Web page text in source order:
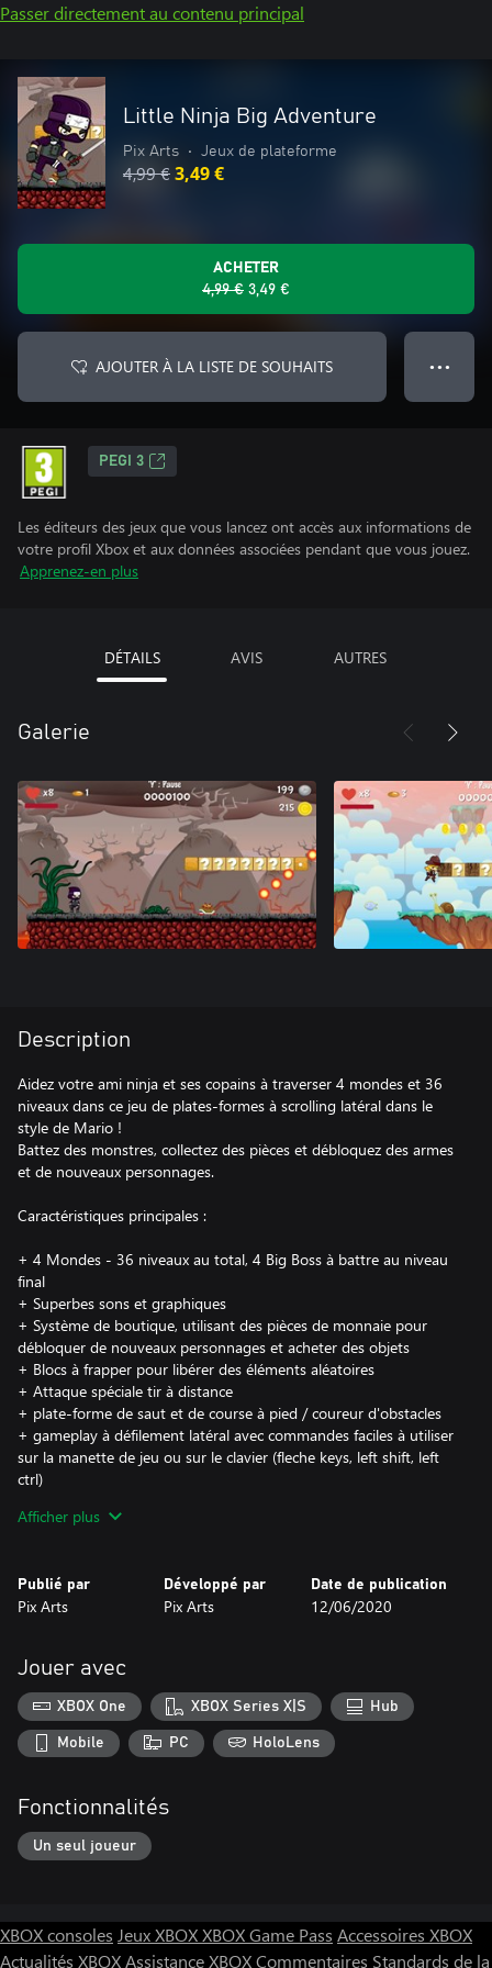
Passer directement au contenu principal
Little Ninja Big Adventure
Pix Arts • Jeux de plateforme
4,99 €3,49 €
ACHETER
4,99 € 3,49 €
AJOUTER À LA LISTE DE SOUHAITS ● ● ●
PEGI 3
Les éditeurs des jeux que vous lancez ont accès aux informations de
votre profil Xbox et aux données associées pendant que vous jouez.
Apprenez-en plus
DÉTAILS AVIS AUTRES
Galerie
Description
Aidez votre ami ninja et ses copains à traverser 4 mondes et 36
niveaux dans ce jeu de plates-formes à scrolling latéral dans le
style de Mario !
Battez des monstres, collectez des pièces et débloquez des armes
et de nouveaux personnages.
Caractéristiques principales :
+ 4 Mondes - 36 niveaux au total, 4 Big Boss à battre au niveau
final
+ Superbes sons et graphiques
+ Système de boutique, utilisant des pièces de monnaie pour
débloquer de nouveaux personnages et acheter des objets
+ Blocs à frapper pour libérer des éléments aléatoires
+ Attaque spéciale tir à distance
+ plate-forme de saut et de course à pied / coureur d'obstacles
+ gameplay à défilement latéral avec commandes faciles à utiliser
sur la manette de jeu ou sur le clavier (fleche keys, left shift, left
ctrl)
Amusez-vous bien !
Afficher plus
Publié par
Pix Arts
Développé par
Pix Arts
Date de publication
12/06/2020
Jouer avec
XBOX One XBOX Series X|S Hub
Mobile PC HoloLens
Fonctionnalités
Un seul joueur
XBOX consoles Jeux XBOXXBOX Game Pass Accessoires XBOX
Actualités XBOXAssistance XBOXCommentaires Standards de la